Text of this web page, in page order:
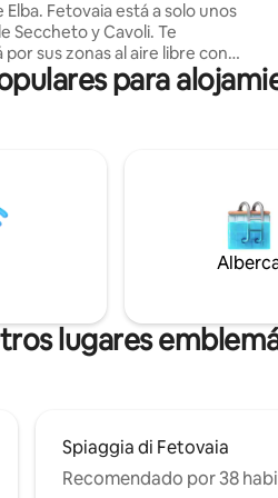
Elba. Fetovaia está a solo unos
Seccheto y Cavoli. Te
sus zonas al aire libre con
espacios para relajarse, la
la zona para tomar el sol
Además, la casa está
con cuidado y equipada con
Mi casa es ideal
y familias (con hijos).
para
lugares
Spiaggia di Fetovaia
Recomendado por 38